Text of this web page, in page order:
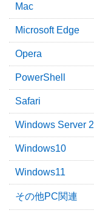
Mac
Microsoft Edge
Opera
PowerShell
Safari
Windows Server
Windows10
Windows11
その他PC関連